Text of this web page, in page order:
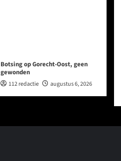
Botsing op Gorecht-Oost, geen
gewonden
112 redactie augustus 6, 2026